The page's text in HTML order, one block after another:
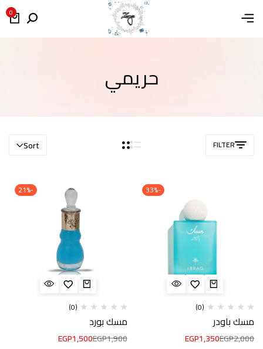
0
حريمي
FILTER
Sort
-33%
(0)
مسك باودر
EGP2,000
EGP1,350
-21%
(0)
مسك بورد
EGP1,900
EGP1,500